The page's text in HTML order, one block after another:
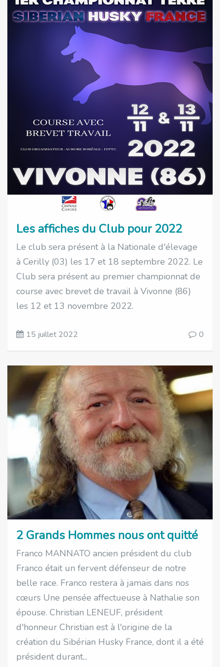
Les affiches du Club pour 2022
Le club sera présent à la Nationale d'élevage
à Cerilly (03) les 17 et 18 septembre 2022. Le
Club sera présent au premier championnat de
course avec brevet de travail à Vivonne (86)
les 12 et 13 novembre 2022.
15 juillet 2022 0
2 Grands Hommes nous ont quitté
Franco MANNATO ancien président du club
Franco était un fervent défenseur de notre
belle race. Franco restera à jamais dans nos
cœurs Une pensée affectueuse à Nathalie son
épouse. Christian LENEUF, président
d'honneur Christian est à l'origine de la
création du Sibérian Husky France, dont il a été
président durant...